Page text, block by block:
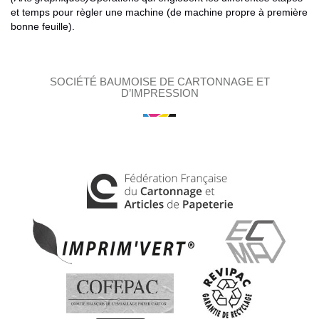
et temps pour règler une machine (de machine propre à première
bonne feuille).
SOCIÉTÉ BAUMOISE DE CARTONNAGE ET
D’IMPRESSION